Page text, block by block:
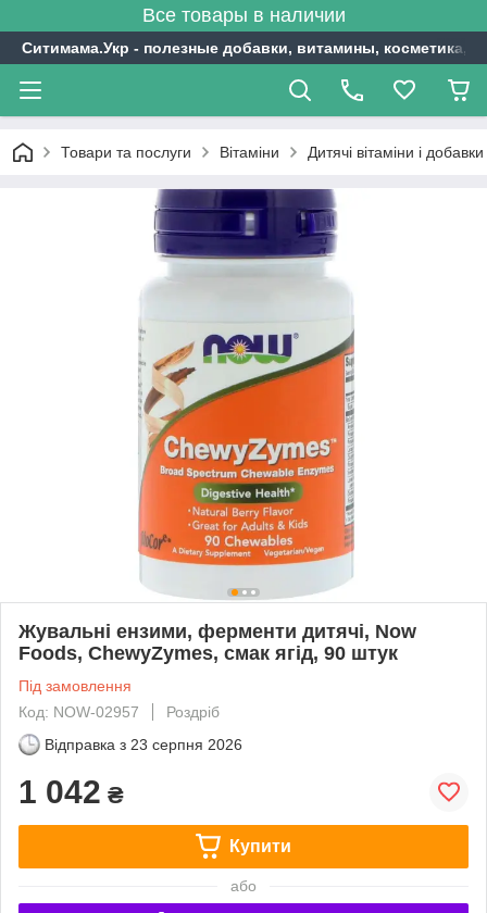
Все товары в наличии
Ситимама.Укр - полезные добавки, витамины, косметика,
Товари та послуги Вітаміни Дитячі вітаміни і добавки
Жувальні ензими, ферменти дитячі, Now
Foods, ChewyZymes, смак ягід, 90 штук
Під замовлення
Код: NOW-02957
Роздріб
Відправка з 23 серпня 2026
1 042 ₴
Купити
або